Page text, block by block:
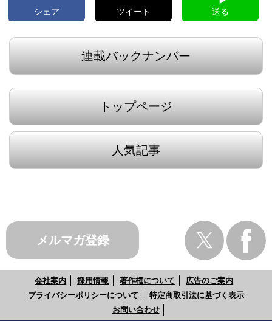
シェア ツイート 送る
連載バックナンバー
トップページ
人気記事
メルマガ登録
会社案内 採用情報 著作権について
広告のご案内
プライバシーポリシーについて
特定商取引法に基づく表示
お問い合わせ